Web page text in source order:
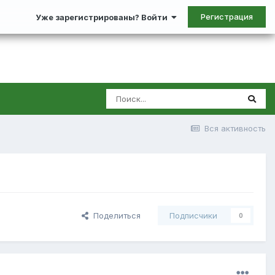
Уже зарегистрированы? Войти Регистрация
Вся активность
Поделиться Подписчики 0